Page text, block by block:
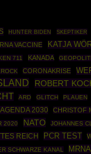
HUNTER BIDEN SKEPTIKER
VACCINE KATJA
711 KANADA
CORONAKRISE
ROBERT
ARD GLITCH PLAUEN
AGENDA 2030 CHRISTOF
2020 NATO JOHANNES
REICH PCR TEST
SCHWARZE KANAL